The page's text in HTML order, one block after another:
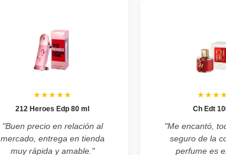
★★★★★
212 Heroes Edp 80 ml
"Buen precio en relación al
mercado, entrega en tienda
muy rápida y amable."
Ch Edt
"Me encantó,
seguro de la
perfume es